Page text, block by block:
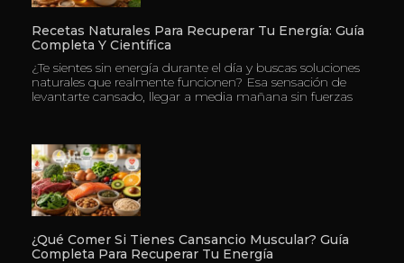
Recetas Naturales Para Recuperar Tu Energía: Guía
Completa Y Científica
¿Te sientes sin energía durante el día y buscas soluciones
naturales que realmente funcionen? Esa sensación de
levantarte cansado, llegar a media mañana sin fuerzas
¿Qué Comer Si Tienes Cansancio Muscular? Guía
Completa Para Recuperar Tu Energía